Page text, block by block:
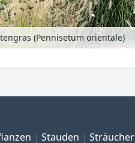
(Pennisetum orientale)
Stauden Sträucher